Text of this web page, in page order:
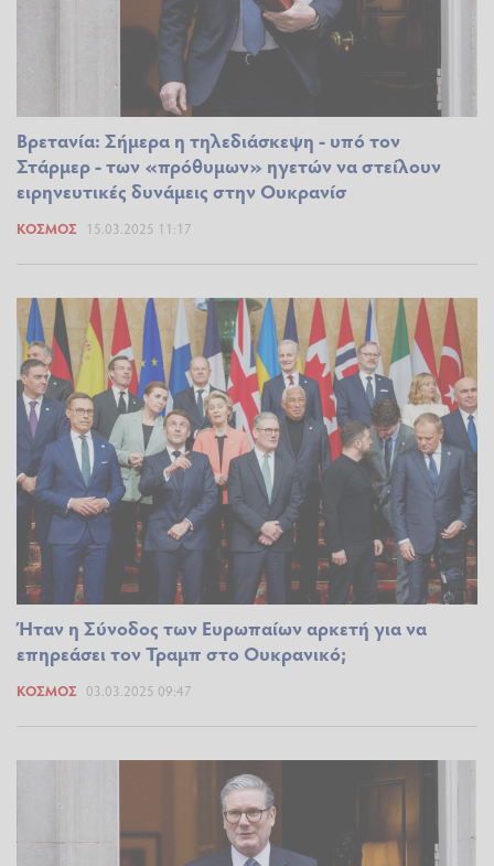
Βρετανία: Σήμερα η τηλεδιάσκεψη - υπό τον
Στάρμερ - των «πρόθυμων» ηγετών να στείλουν
ειρηνευτικές δυνάμεις στην Ουκρανίσ
ΚΌΣΜΟΣ 15.03.2025 11:17
Ήταν η Σύνοδος των Ευρωπαίων αρκετή για να
επηρεάσει τον Τραμπ στο Ουκρανικό;
ΚΌΣΜΟΣ 03.03.2025 09:47